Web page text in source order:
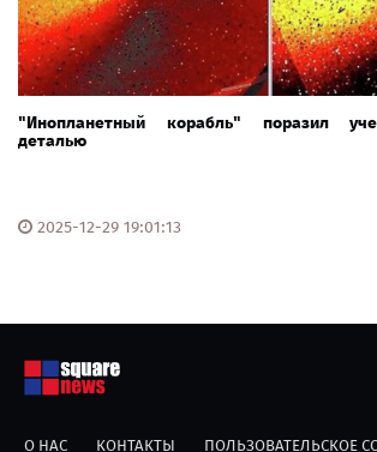
"Инопланетный корабль" поразил
деталью
2025-12-29 19:01:13
О НАС КОНТАКТЫ ПОЛЬЗОВАТЕЛЬСКОЕ